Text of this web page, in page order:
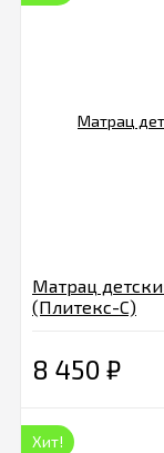
Матрац
(Плитекс-С)
8 450 ₽
Хит!